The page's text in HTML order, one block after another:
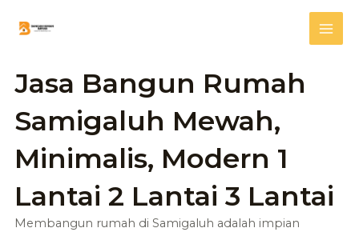
Jasa Bangun Rumah
Samigaluh Mewah,
Minimalis, Modern 1
Lantai 2 Lantai 3 Lantai
Membangun rumah di Samigaluh adalah impian